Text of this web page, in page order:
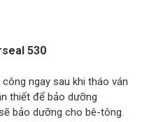
530
ngay sau khi tháo ván
thiết để bảo dưỡng
bảo dưỡng cho bê-tông.